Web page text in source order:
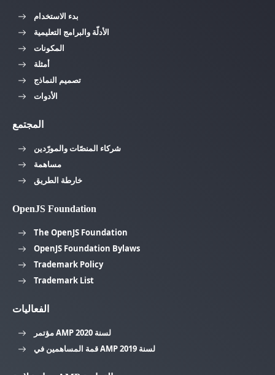
بدء الاستخدام
الأدلّة والبرامج التعليمية
المكونات
أمثلة
تصميم النماذج
الأدوات
المجتمع
شركاء المنصّات والمورّدين
مساهمة
خارطة الطريق
OpenJS Foundation
The OpenJS Foundation
OpenJS Foundation Bylaws
Trademark Policy
Trademark List
الفعاليات
مؤتمر AMP لسنة 2020
قمة المساهمين في AMP لسنة 2019